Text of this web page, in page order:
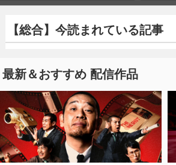
【総合】今読まれている記事
最新＆おすすめ 配信作品